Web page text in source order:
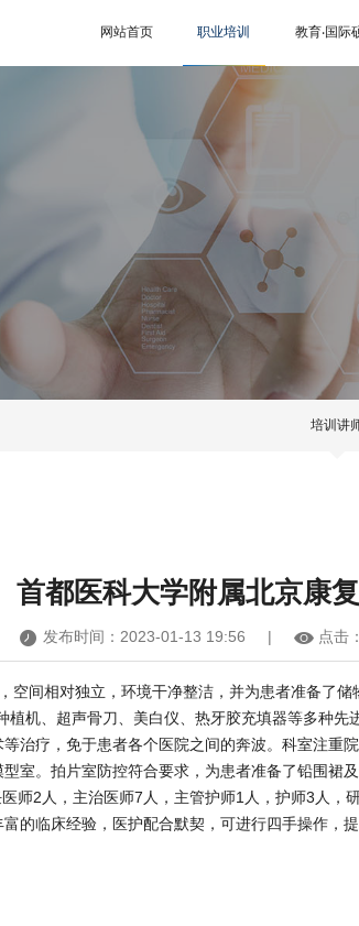
网站首页 职业培训 教育‧国际
培训讲
首都医科大学附属北京康
发布时间：2023-01-13 19:56 | 点击：
间相对独立，环境干净整洁，并为患者准备了
机、超声骨刀、美白仪、热牙胶充填器等多种
治疗，免于患者各个医院之间的奔波。科室注重
室。拍片室防控符合要求，为患者准备了铅围裙及
师2人，主治医师7人，主管护师1人，护师3人
的临床经验，医护配合默契，可进行四手操作，